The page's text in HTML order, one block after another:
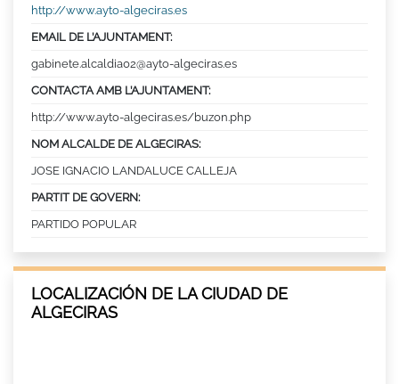
http://www.ayto-algeciras.es
EMAIL DE L’AJUNTAMENT:
gabinete.alcaldia02@ayto-algeciras.es
CONTACTA AMB L’AJUNTAMENT:
http://www.ayto-algeciras.es/buzon.php
NOM ALCALDE DE ALGECIRAS:
JOSE IGNACIO LANDALUCE CALLEJA
PARTIT DE GOVERN:
PARTIDO POPULAR
LOCALIZACIÓN DE LA CIUDAD DE
ALGECIRAS